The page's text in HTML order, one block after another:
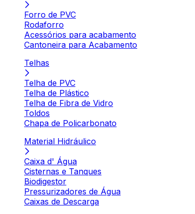
Forro de PVC
Rodaforro
Acessórios para acabamento
Cantoneira para Acabamento
Telhas
Telha de PVC
Telha de Plástico
Telha de Fibra de Vidro
Toldos
Chapa de Policarbonato
Material Hidráulico
Caixa d' Água
Cisternas e Tanques
Biodigestor
Pressurizadores de Água
Caixas de Descarga